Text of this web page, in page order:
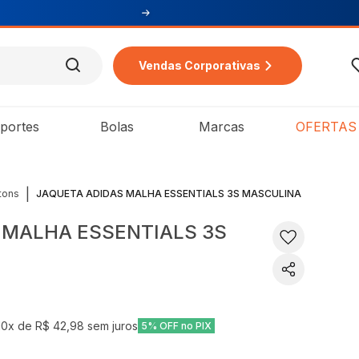
Vendas Corporativas
Bolas Marcas OFERTAS
JAQUETA ADIDAS MALHA ESSENTIALS 3S MASCULINA
ESSENTIALS 3S
x deR$ 42,98 sem juros 5% OFF no PIX